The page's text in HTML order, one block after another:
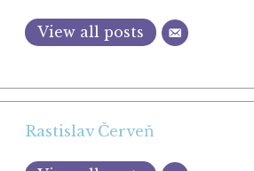
View all posts
Rastislav Červeň